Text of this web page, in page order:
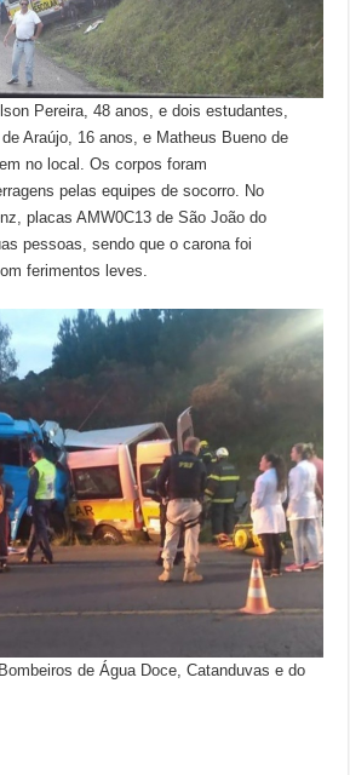
Pereira, 48 anos, e dois estudantes,
Araújo, 16 anos, e Matheus Bueno de
no local. Os corpos foram
pelas equipes de socorro. No
placas AMW0C13 de São João do
pessoas, sendo que o carona foi
ferimentos leves.
de Água Doce, Catanduvas e do